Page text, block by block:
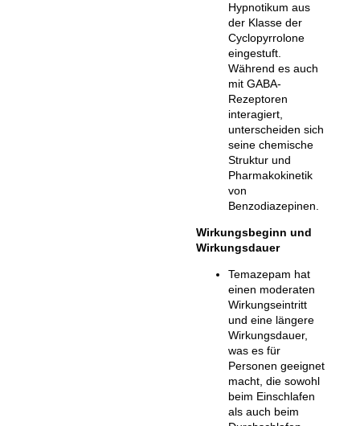
Hypnotikum aus
der Klasse der
Cyclopyrrolone
eingestuft.
Während es auch
mit GABA-
Rezeptoren
interagiert,
unterscheiden sich
seine chemische
Struktur und
Pharmakokinetik
von
Benzodiazepinen.
Wirkungsbeginn und
Wirkungsdauer
Temazepam hat
einen moderaten
Wirkungseintritt
und eine längere
Wirkungsdauer,
was es für
Personen geeignet
macht, die sowohl
beim Einschlafen
als auch beim